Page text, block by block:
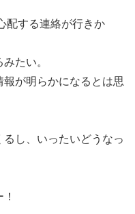
配する連絡が行きか
たい。
が明らかになるとは思
し、いったいどうなっ